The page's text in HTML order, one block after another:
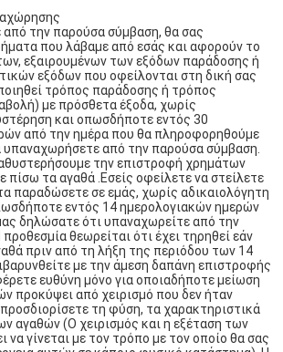
την παρούσα σύμβαση, θα σας
που λάβαμε από εσάς και αφορούν το
εξαιρουμένων των εξόδων παράδοσης ή
εξόδων που οφείλονται στη δική σας
τρόπος παράδοσης ή τρόπος
με πρόσθετα έξοδα, χωρίς
και οπωσδήποτε εντός 30
από την ημέρα που θα πληροφορηθούμε
από την παρούσα σύμβαση.
την επιστροφή χρημάτων
πίσω τα αγαθά .Εσείς οφείλετε να στείλετε
παραδώσετε σε εμάς, χωρίς αδικαιολόγητη
εντός 14 ημερολογιακών ημερών
δηλώσατε ότι υπαναχωρείτε από την
θεωρείται ότι έχει τηρηθεί εάν
πριν από τη λήξη της περιόδου των 14
με την άμεση δαπάνη επιστροφής
ευθύνη μόνο για οποιαδήποτε μείωση
προκύψει από χειρισμό που δεν ήταν
τη φύση, τα χαρακτηριστικά
αγαθών (Ο χειρισμός και η εξέταση των
να γίνεται με τον τρόπο με τον οποίο θα σας